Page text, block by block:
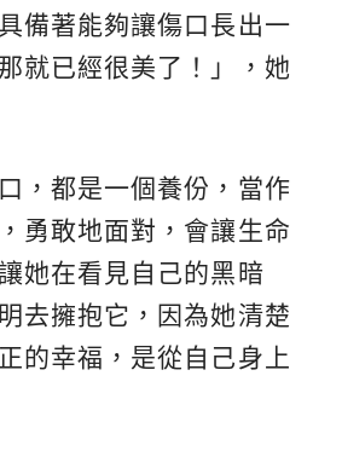
備著能夠讓傷口長出一
就已經很美了！」，她
，都是一個養份，當作
勇敢地面對，會讓生命
她在看見自己的黑暗
去擁抱它，因為她清楚
的幸福，是從自己身上